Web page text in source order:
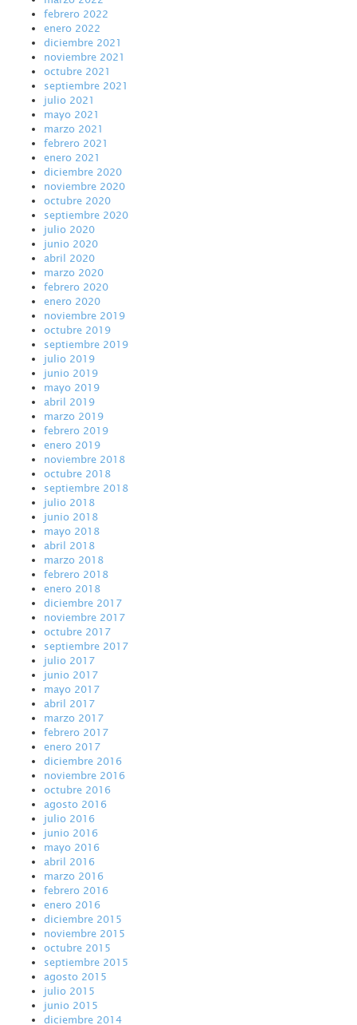
febrero 2022
enero 2022
diciembre 2021
noviembre 2021
octubre 2021
septiembre 2021
julio 2021
mayo 2021
marzo 2021
febrero 2021
enero 2021
diciembre 2020
noviembre 2020
octubre 2020
septiembre 2020
julio 2020
junio 2020
abril 2020
marzo 2020
febrero 2020
enero 2020
noviembre 2019
octubre 2019
septiembre 2019
julio 2019
junio 2019
mayo 2019
abril 2019
marzo 2019
febrero 2019
enero 2019
noviembre 2018
octubre 2018
septiembre 2018
julio 2018
junio 2018
mayo 2018
abril 2018
marzo 2018
febrero 2018
enero 2018
diciembre 2017
noviembre 2017
octubre 2017
septiembre 2017
julio 2017
junio 2017
mayo 2017
abril 2017
marzo 2017
febrero 2017
enero 2017
diciembre 2016
noviembre 2016
octubre 2016
agosto 2016
julio 2016
junio 2016
mayo 2016
abril 2016
marzo 2016
febrero 2016
enero 2016
diciembre 2015
noviembre 2015
octubre 2015
septiembre 2015
agosto 2015
julio 2015
junio 2015
diciembre 2014